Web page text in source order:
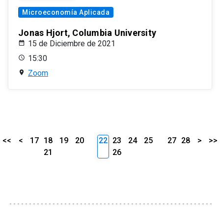
Microeconomía Aplicada
Jonas Hjort, Columbia University
15 de Diciembre de 2021
15:30
Zoom
<< < 17 18 19
20
21
22 23 24
25
26
27 28 > >>